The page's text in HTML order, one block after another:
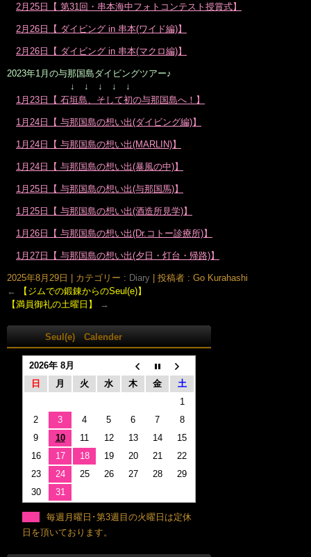
2月25日【 第31回・串本海中フォトコンテスト授賞式】
2月26日【 ダイビング in 串本(ワイド編)】
2月26日【 ダイビング in 串本(マクロ編)】
2023年1月の与那国島ダイビングツアー♪
↓ ↓ ↓ ↓ ↓
1月23日【 石垣島、そして初の与那国島へ！】
1月24日【 与那国島の想い出(ダイビング編)】
1月24日【 与那国島の想い出(MARLIN)】
1月24日【 与那国島の想い出(暴風の中)】
1月25日【 与那国島の想い出(与那国馬)】
1月25日【 与那国島の想い出(酒造所見学)】
1月26日【 与那国島の想い出(Dr.コトー診療所)】
1月27日【 与那国島の想い出(夕日・灯台・帰路)】
2025年8月29日 カテゴリー : Diary
投稿者 : Go Kurahashi
←
【ジムでの鍛錬からのSeul(e)】
【満員御礼の土曜日】
→
Seul(e) Calender
2026年 8月
日
月 火 水 木 金
土
1
2
3 4 5 6 7
8
9
10 11 12 13 14
15
16
17 18 19 20 21
22
23
24 25 26 27 28
29
30
31
毎週月曜日･第3週目の火曜日は定休
日を頂いております。